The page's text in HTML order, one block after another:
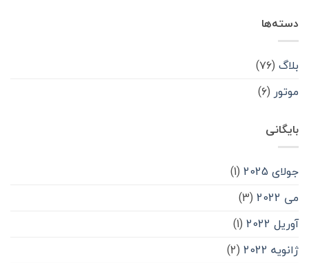
دسته‌ها
بلاگ (۷۶)
موتور (۶)
بایگانی
جولای 2025
(1)
می 2022
(3)
آوریل 2022
(1)
ژانویه 2022
(2)